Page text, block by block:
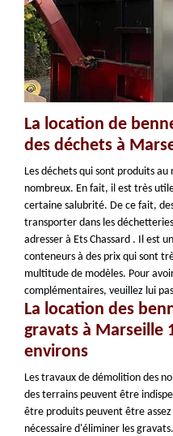
La location de
des déchets à
Les déchets qui sont produits
nombreux. En fait, il est très
certaine salubrité. De ce fait,
transporter dans les
adresser à Ets Chassard . Il est
conteneurs à des prix qui sont
multitude de modèles. Pour
complémentaires, veuillez lui
La location des
gravats à Marseille
environs
Les travaux de démolition des
des terrains peuvent être
être produits peuvent être
nécessaire d'éliminer les